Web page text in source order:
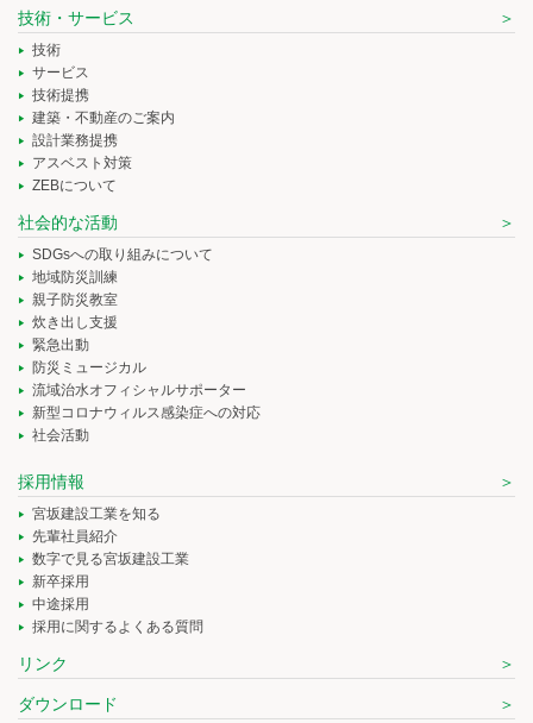
技術・サービス
技術
サービス
技術提携
建築・不動産のご案内
設計業務提携
アスベスト対策
ZEBについて
社会的な活動
SDGsへの取り組みについて
地域防災訓練
親子防災教室
炊き出し支援
緊急出動
防災ミュージカル
流域治水オフィシャルサポーター
新型コロナウィルス感染症への対応
社会活動
採用情報
宮坂建設工業を知る
先輩社員紹介
数字で見る宮坂建設工業
新卒採用
中途採用
採用に関するよくある質問
リンク
ダウンロード